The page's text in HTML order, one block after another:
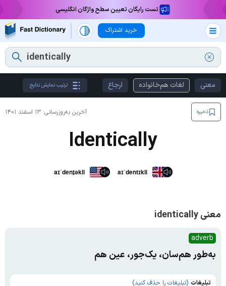
تست رایگان تعیین سطح واژگان انگلیسی
خرید اشتراک
معنی لغات هم‌خانواده ارجاع ترتیب نمایش نتایج
آخرین به‌روزرسانی: ۱۳ اسفند ۱۴۰۱ ذخیره
Identically
aɪˈdent̬əkli aɪˈdentɪkli
معنی identically
adverb
به‌طور هم‌سان، یک‌جور، عین هم
تبلیغات (تبلیغات را حذف کنید)